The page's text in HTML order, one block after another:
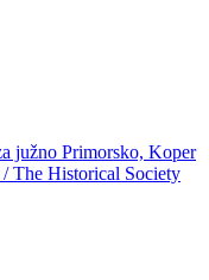
južno Primorsko, Koper
The Historical Society